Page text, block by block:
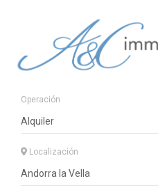
Operación
Alquiler
Localización
Andorra la Vella